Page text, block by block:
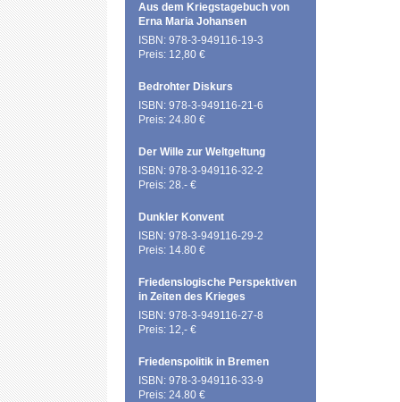
Aus dem Kriegstagebuch von
Erna Maria Johansen
ISBN: 978-3-949116-19-3
Preis: 12,80 €
Bedrohter Diskurs
ISBN: 978-3-949116-21-6
Preis: 24.80 €
Der Wille zur Weltgeltung
ISBN: 978-3-949116-32-2
Preis: 28.- €
Dunkler Konvent
ISBN: 978-3-949116-29-2
Preis: 14.80 €
Friedenslogische Perspektiven
in Zeiten des Krieges
ISBN: 978-3-949116-27-8
Preis: 12,- €
Friedenspolitik in Bremen
ISBN: 978-3-949116-33-9
Preis: 24.80 €